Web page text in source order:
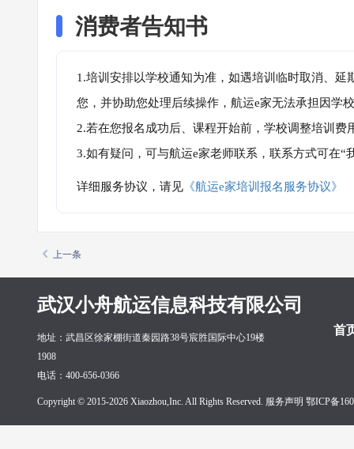
消费者告知书
1.培训安排以学校通知为准，如遇培训临时取消、
您，并协助您处理后续操作，航运e家无法承担因学
2.若在您报名成功后、课程开始前，学校调整培训
3.如有疑问，可与航运e家老师联系，联系方式可在
详细服务协议，请见 《航运e家培训报名服务协议》
上一条
武汉小舟航运信息科技有限公司
首
地址：武昌区徐家棚街道秦园路38号宸胜国际中心19楼
1908
电话：400-656-0366
Copyright © 2015-2026 Xiaozhou,Inc. All Rights Reserved. 服务声明 鄂ICP备